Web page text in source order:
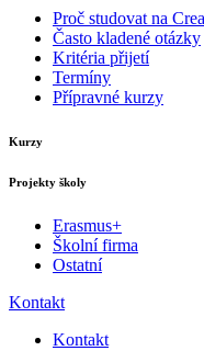
Proč studovat na
Často kladené otázky
Kritéria přijetí
Termíny
Přípravné kurzy
Kurzy
Projekty školy
Erasmus+
Školní firma
Ostatní
Kontakt
Kontakt